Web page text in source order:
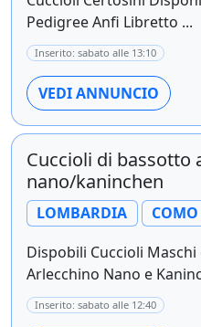
Pedigree Anfi Libretto ...
Inserito: sabato alle 13:10
VEDI ANNUNCIO
Cuccioli di bassotto
nano/kaninchen
LOMBARDIA COMO
Dispobili Cuccioli
Arlecchino Nano e
Inserito: sabato alle 12:40